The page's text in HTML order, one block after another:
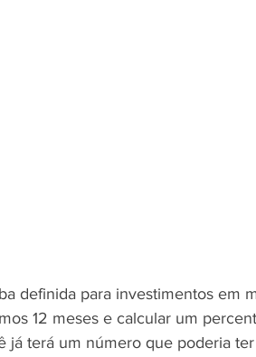
definida para investimentos em
12 meses e calcular um
já terá um número que poderia